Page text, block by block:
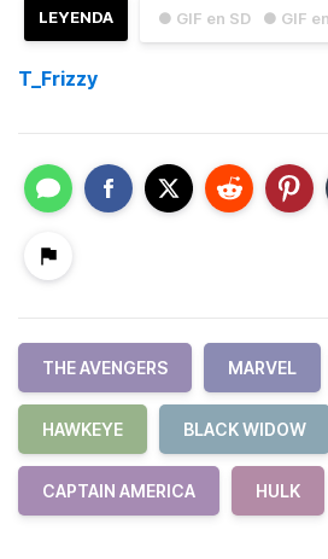
● GIF en SD ● GIF
LEYENDA
T_Frizzy
THE AVENGERS MARVEL
HAWKEYE BLACK WIDOW
CAPTAIN AMERICA HULK